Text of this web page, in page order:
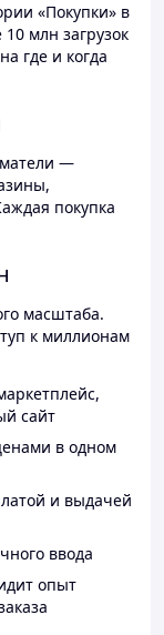
«Покупки» в
млн загрузок
где и когда
—
покупка
масштаба.
к миллионам
сайт
в одном
и выдачей
ввода
опыт